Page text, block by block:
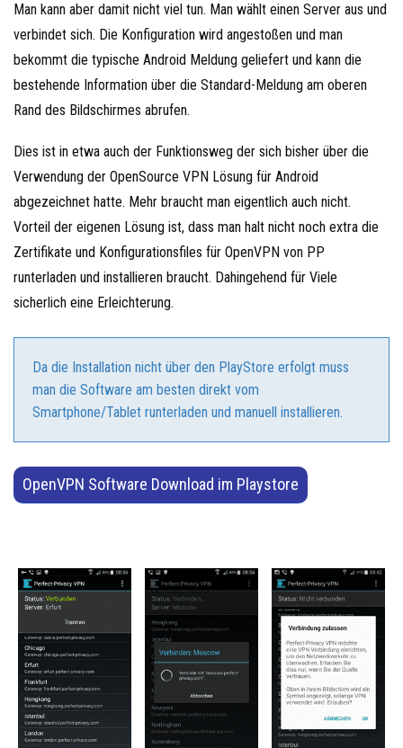
Man kann aber damit nicht viel tun. Man wählt einen Server aus und
verbindet sich. Die Konfiguration wird angestoßen und man
bekommt die typische Android Meldung geliefert und kann die
bestehende Information über die Standard-Meldung am oberen
Rand des Bildschirmes abrufen.
Dies ist in etwa auch der Funktionsweg der sich bisher über die
Verwendung der OpenSource VPN Lösung für Android
abgezeichnet hatte. Mehr braucht man eigentlich auch nicht.
Vorteil der eigenen Lösung ist, dass man halt nicht noch extra die
Zertifikate und Konfigurationsfiles für OpenVPN von PP
runterladen und installieren braucht. Dahingehend für Viele
sicherlich eine Erleichterung.
Da die Installation nicht über den PlayStore erfolgt muss
man die Software am besten direkt vom
Smartphone/Tablet runterladen und manuell installieren.
OpenVPN Software Download im Playstore